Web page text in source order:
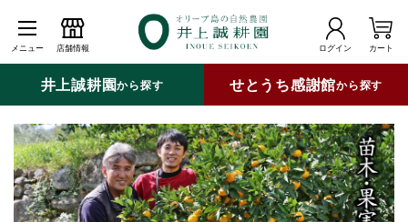
メニュー 店舗情報 ログイン カート
井上誠耕園から探す せとうち感謝館から探す